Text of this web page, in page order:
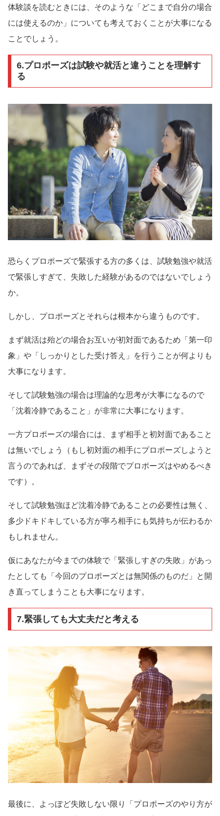
体験談を読むときには、そのような「どこまで自分の場合
には使えるのか」についても考えておくことが大事になる
ことでしょう。
6.プロポーズは試験や就活と違うことを理解す
る
恐らくプロポーズで緊張する方の多くは、試験勉強や就活
で緊張しすぎて、失敗した経験があるのではないでしょう
か。
しかし、プロポーズとそれらは根本から違うものです。
まず就活は殆どの場合お互いが初対面であるため「第一印
象」や「しっかりとした受け答え」を行うことが何よりも
大事になります。
そして試験勉強の場合は理論的な思考が大事になるので
「沈着冷静であること」が非常に大事になります。
一方プロポーズの場合には、まず相手と初対面であること
は無いでしょう（もし初対面の相手にプロポーズしようと
言うのであれば、まずその段階でプロポーズはやめるべき
です）。
そして試験勉強ほど沈着冷静であることの必要性は無く、
多少ドキドキしている方が寧ろ相手にも気持ちが伝わるか
もしれません。
仮にあなたが今までの体験で「緊張しすぎの失敗」があっ
たとしても「今回のプロポーズとは無関係のものだ」と開
き直ってしまうことも大事になります。
7.緊張しても大丈夫だと考える
最後に、よっぽど失敗しない限り「プロポーズのやり方が